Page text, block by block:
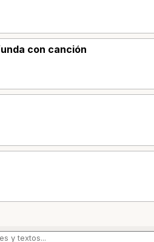
con canción